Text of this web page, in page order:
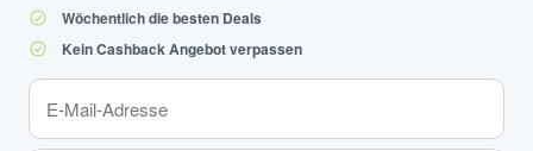
Wöchentlich die besten Deals
Kein Cashback Angebot verpassen